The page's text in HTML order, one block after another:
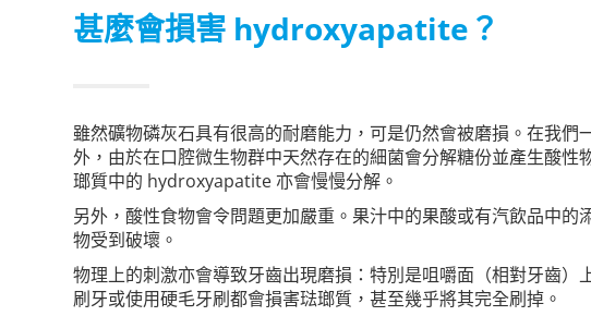
甚麼會損害 hydroxyapatite？
雖然礦物磷灰石具有很高的耐磨能力，可是仍然會被磨損。在我
外，由於在口腔微生物群中天然存在的細菌會分解糖份並產生酸
瑯質中的 hydroxyapatite 亦會慢慢分解。
另外，酸性食物會令問題更加嚴重。果汁中的果酸或有汽飲品中
物受到破壞。
物理上的刺激亦會導致牙齒出現磨損：特別是咀嚼面（相對牙齒
刷牙或使用硬毛牙刷都會損害琺瑯質，甚至幾乎將其完全刷掉。